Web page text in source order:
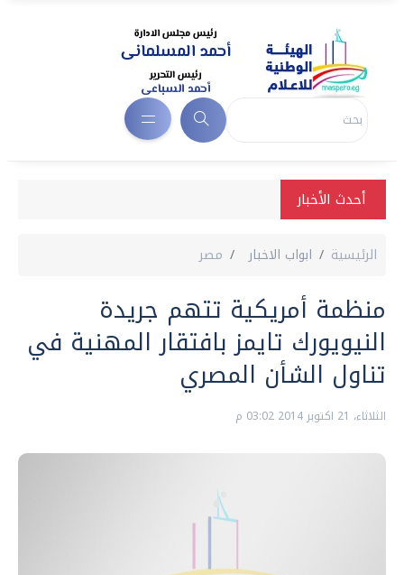
أحدث الأخبار
الرئيسية ابواب الاخبار مصر
منظمة أمريكية تتهم جريدة
النيويورك تايمز بافتقار المهنية في
تناول الشأن المصري
الثلاثاء، 21 اكتوبر 2014 03:02 م